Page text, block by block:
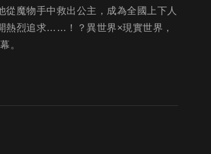
魔物手中救出公主，成為全國上下人
熱烈追求……！？異世界×現實世界，
。